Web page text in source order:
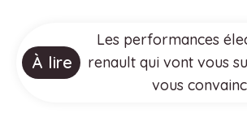
À lire
Les performances
renault qui vont vous
vous